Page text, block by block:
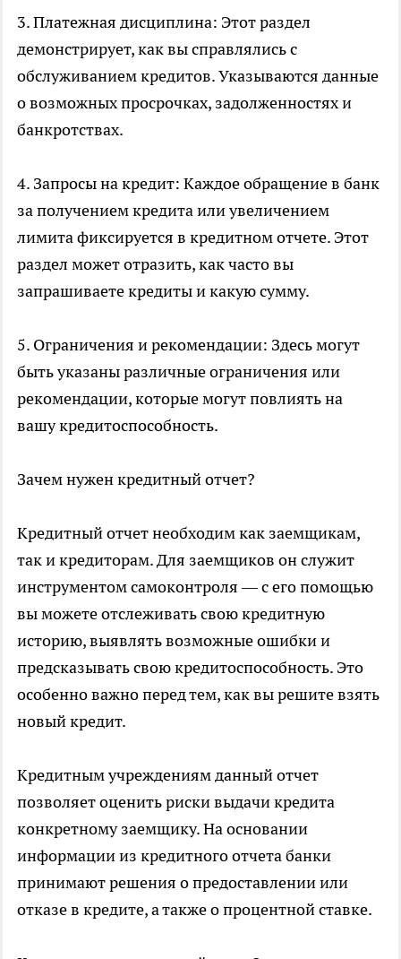
3. Платежная дисциплина: Этот раздел
демонстрирует, как вы справлялись с
обслуживанием кредитов. Указываются данные
о возможных просрочках, задолженностях и
банкротствах.
4. Запросы на кредит: Каждое обращение в банк
за получением кредита или увеличением
лимита фиксируется в кредитном отчете. Этот
раздел может отразить, как часто вы
запрашиваете кредиты и какую сумму.
5. Ограничения и рекомендации: Здесь могут
быть указаны различные ограничения или
рекомендации, которые могут повлиять на
вашу кредитоспособность.
Зачем нужен кредитный отчет?
Кредитный отчет необходим как заемщикам,
так и кредиторам. Для заемщиков он служит
инструментом самоконтроля — с его помощью
вы можете отслеживать свою кредитную
историю, выявлять возможные ошибки и
предсказывать свою кредитоспособность. Это
особенно важно перед тем, как вы решите взять
новый кредит.
Кредитным учреждениям данный отчет
позволяет оценить риски выдачи кредита
конкретному заемщику. На основании
информации из кредитного отчета банки
принимают решения о предоставлении или
отказе в кредите, а также о процентной ставке.